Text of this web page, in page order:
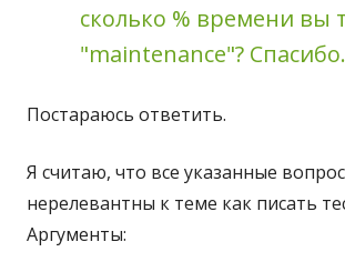
сколько % времени вы
"maintenance"? Спасибо.
Постараюсь ответить.
Я считаю, что все указанные
нерелевантны к теме как писать
Аргументы: